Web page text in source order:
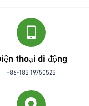
thoại di động
+86-185 19750525